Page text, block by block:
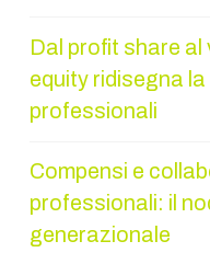
Dal profit share al
equity ridisegna
professionali
Compensi e
professionali: il
generazionale